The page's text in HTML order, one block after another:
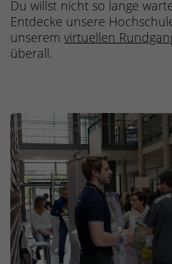
Du willst nicht so lange
Entdecke unsere
unserem virtuellen
überall.